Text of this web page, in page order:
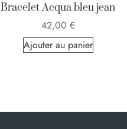
Bracelet Acqua bleu jean
42,00 €
Ajouter au panier